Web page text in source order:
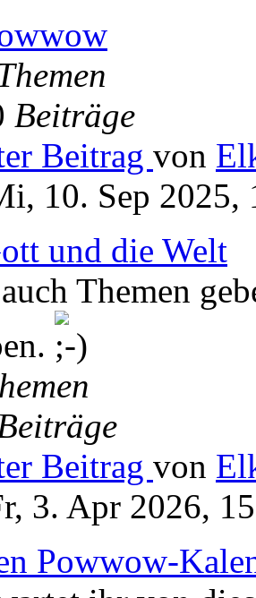
Beiträge
Beitrag von
10. Sep 2025,
und die Welt
Themen
Beitrag von
3. Apr 2026,
Powwow-